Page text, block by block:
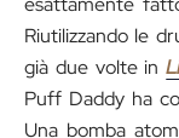
Riutilizzando le
già due volte in
Puff Daddy ha
Una bomba